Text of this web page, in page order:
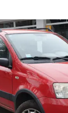
termine